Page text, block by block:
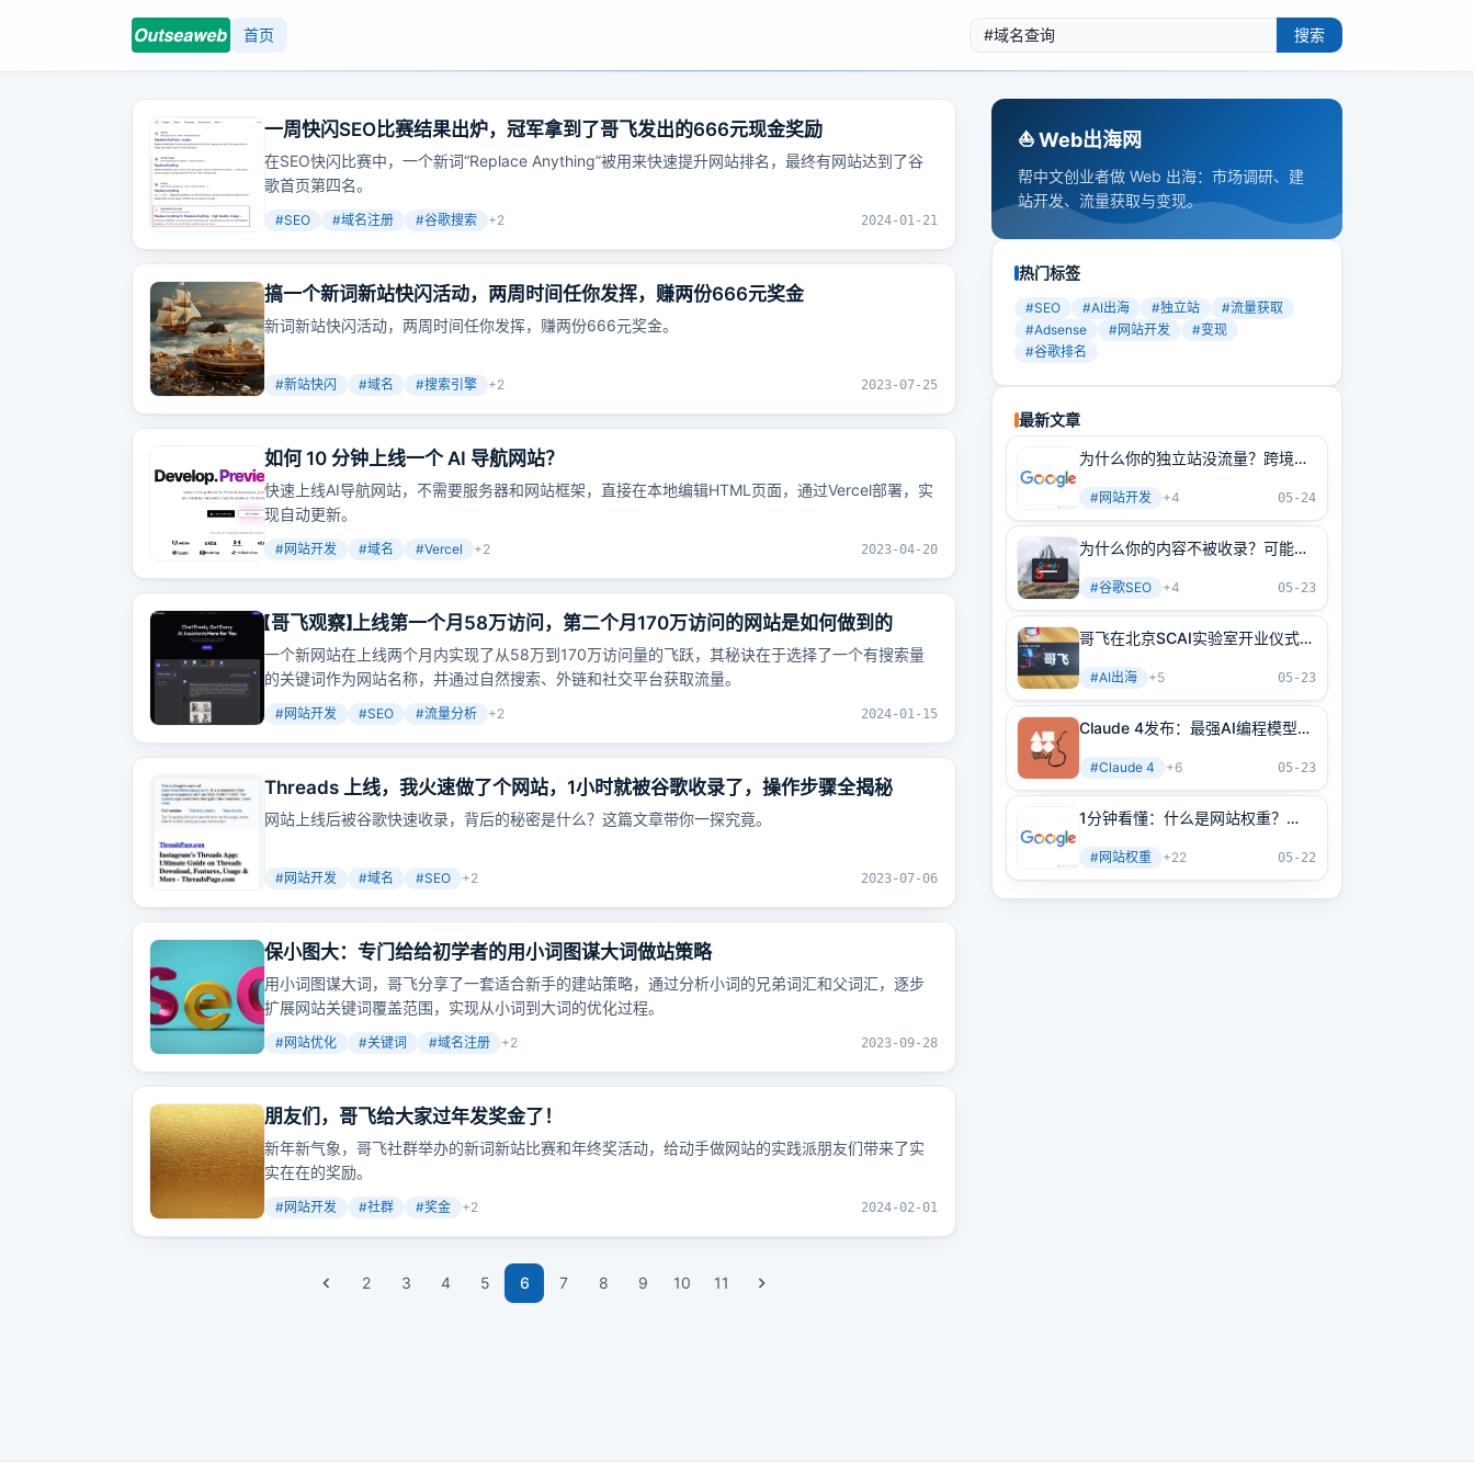
首页 搜索
一周快闪SEO比赛结果出炉，冠军拿到了哥飞发出的666元现金奖励
在SEO快闪比赛中，一个新词“Replace Anything”被用来快速提升网站排名，最终有网站达到了谷
歌首页第四名。
#SEO #域名注册 #谷歌搜索 +2 2024-01-21
搞一个新词新站快闪活动，两周时间任你发挥，赚两份666元奖金
新词新站快闪活动，两周时间任你发挥，赚两份666元奖金。
#新站快闪 #域名 #搜索引擎 +2 2023-07-25
如何 10 分钟上线一个 AI 导航网站？
快速上线AI导航网站，不需要服务器和网站框架，直接在本地编辑HTML页面，通过Vercel部署，实
现自动更新。
#网站开发 #域名 #Vercel +2 2023-04-20
【哥飞观察】上线第一个月58万访问，第二个月170万访问的网站是如何做到的
一个新网站在上线两个月内实现了从58万到170万访问量的飞跃，其秘诀在于选择了一个有搜索量
的关键词作为网站名称，并通过自然搜索、外链和社交平台获取流量。
#网站开发 #SEO #流量分析 +2 2024-01-15
Threads 上线，我火速做了个网站，1小时就被谷歌收录了，操作步骤全揭秘
网站上线后被谷歌快速收录，背后的秘密是什么？这篇文章带你一探究竟。
#网站开发 #域名 #SEO +2 2023-07-06
保小图大：专门给给初学者的用小词图谋大词做站策略
用小词图谋大词，哥飞分享了一套适合新手的建站策略，通过分析小词的兄弟词汇和父词汇，逐步
扩展网站关键词覆盖范围，实现从小词到大词的优化过程。
#网站优化 #关键词 #域名注册 +2 2023-09-28
朋友们，哥飞给大家过年发奖金了！
新年新气象，哥飞社群举办的新词新站比赛和年终奖活动，给动手做网站的实践派朋友们带来了实
实在在的奖励。
#网站开发 #社群 #奖金 +2 2024-02-01
2 3 4 5 6 7 8 9 10 11
⛵️ Web出海网
帮中文创业者做 Web 出海：市场调研、建
站开发、流量获取与变现。
热门标签
#SEO #AI出海 #独立站 #流量获取
#Adsense #网站开发 #变现
#谷歌排名
最新文章
为什么你的独立站没流量？跨境卖
#网站开发 +4 05-24
为什么你的内容不被收录？可能是
方法
#谷歌SEO +4 05-23
哥飞在北京SCAI实验室开业仪式上
#AI出海 +5 05-23
Claude 4发布：最强AI编程模型
#Claude 4 +6 05-23
1分钟看懂：什么是网站权重？
南（原创不易）
#网站权重 +22 05-22